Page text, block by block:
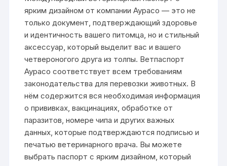
ярким дизайном от компании Аурасо — это не
только документ, подтверждающий здоровье
и идентичность вашего питомца, но и стильный
аксессуар, который выделит вас и вашего
четвероногого друга из толпы. Ветпаспорт
Аурасо соответствует всем требованиям
законодательства для перевозки животных. В
нём содержится вся необходимая информация
о прививках, вакцинациях, обработке от
паразитов, номере чипа и других важных
данных, которые подтверждаются подписью и
печатью ветеринарного врача. Вы можете
выбрать паспорт с ярким дизайном, который